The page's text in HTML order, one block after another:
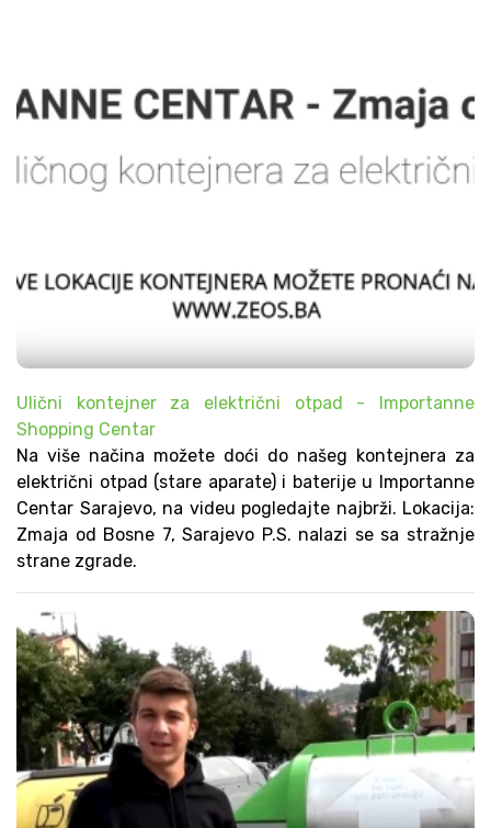
Ulični kontejner za električni otpad - Importanne
Shopping Centar
Na više načina možete doći do našeg kontejnera za
električni otpad (stare aparate) i baterije u Importanne
Centar Sarajevo, na videu pogledajte najbrži. Lokacija:
Zmaja od Bosne 7, Sarajevo P.S. nalazi se sa stražnje
strane zgrade.